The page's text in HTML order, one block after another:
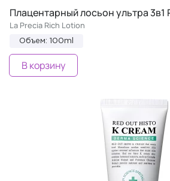
Плацентарный лосьон ультра 3в1
La Precia Rich Lotion
Объем: 100ml
В корзину